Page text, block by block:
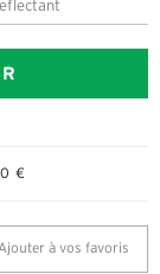
€
Ajouter à vos favoris